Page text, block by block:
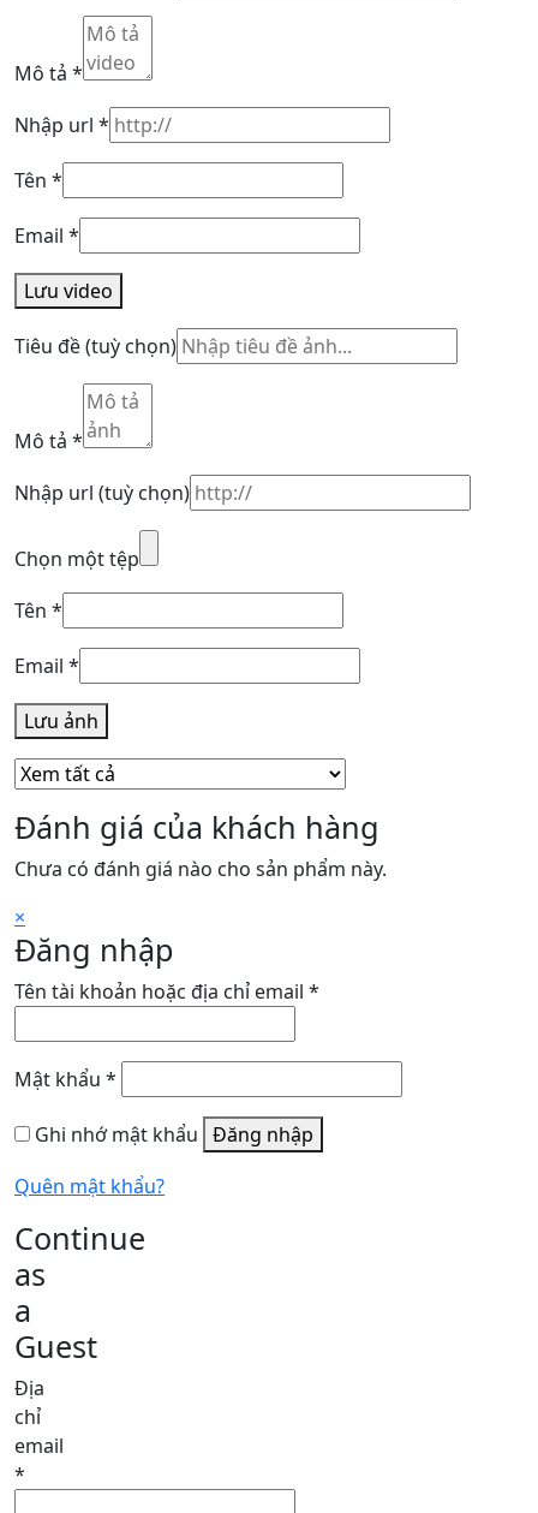
Mô tả *
Nhập url *
Tên *
Email *
Lưu video
Tiêu đề(tuỳ chọn)
Mô tả *
Nhập url (tuỳ chọn)
Chọn một tệp
Tên *
Email *
Lưu ảnh
Đánh giá của khách hàng
Chưa có đánh giá nào cho sản phẩm này.
×
Đăng nhập
Tên tài khoản hoặc địa chỉ email *
Mật khẩu *
Ghi nhớ mật khẩu Đăng nhập
Quên mật khẩu?
Continue
as
a
Guest
Địa
chỉ
email
*